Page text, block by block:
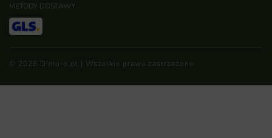
METODY DOSTAWY
© 2026 Dimuro.pl | Wszelkie prawa zastrzeżone